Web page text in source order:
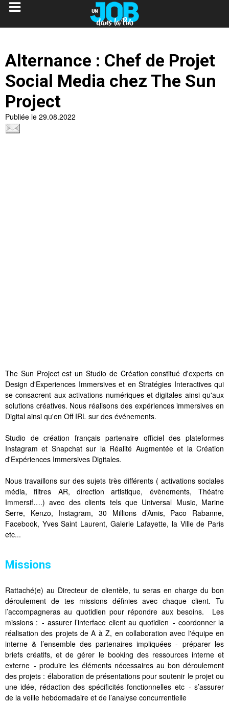
Alternance : Chef de Projet
Social Media chez The Sun
Project
Publiée le 29.08.2022
The Sun Project est un Studio de Création constitué d'experts en
Design d'Experiences Immersives et en Stratégies Interactives qui
se consacrent aux activations numériques et digitales ainsi qu'aux
solutions créatives. Nous réalisons des expériences immersives en
Digital ainsi qu'en Off IRL sur des événements.
Studio de création français partenaire officiel des plateformes
Instagram et Snapchat sur la Réalité Augmentée et la Création
d'Expériences Immersives Digitales.
Nous travaillons sur des sujets très différents ( activations sociales
média, filtres AR, direction artistique, évènements, Théatre
Immersif….) avec des clients tels que Universal Music, Marine
Serre, Kenzo, Instagram, 30 Millions d’Amis, Paco Rabanne,
Facebook, Yves Saint Laurent, Galerie Lafayette, la Ville de Paris
etc...
Missions
Rattaché(e) au Directeur de clientèle, tu seras en charge du bon
déroulement de tes missions définies avec chaque client. Tu
l’accompagneras au quotidien pour répondre aux besoins. Les
missions : - assurer l’interface client au quotidien - coordonner la
réalisation des projets de A à Z, en collaboration avec l'équipe en
interne & l’ensemble des partenaires impliquées - préparer les
briefs créatifs, et de gérer le booking des ressources interne et
externe - produire les éléments nécessaires au bon déroulement
des projets : élaboration de présentations pour soutenir le projet ou
une idée, rédaction des spécificités fonctionnelles etc - s’assurer
de la veille hebdomadaire et de l’analyse concurrentielle